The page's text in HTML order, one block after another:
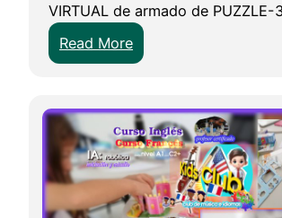
VIRTUAL de armado de PUZZLE-
Read More:
p
z
z
l
e
3